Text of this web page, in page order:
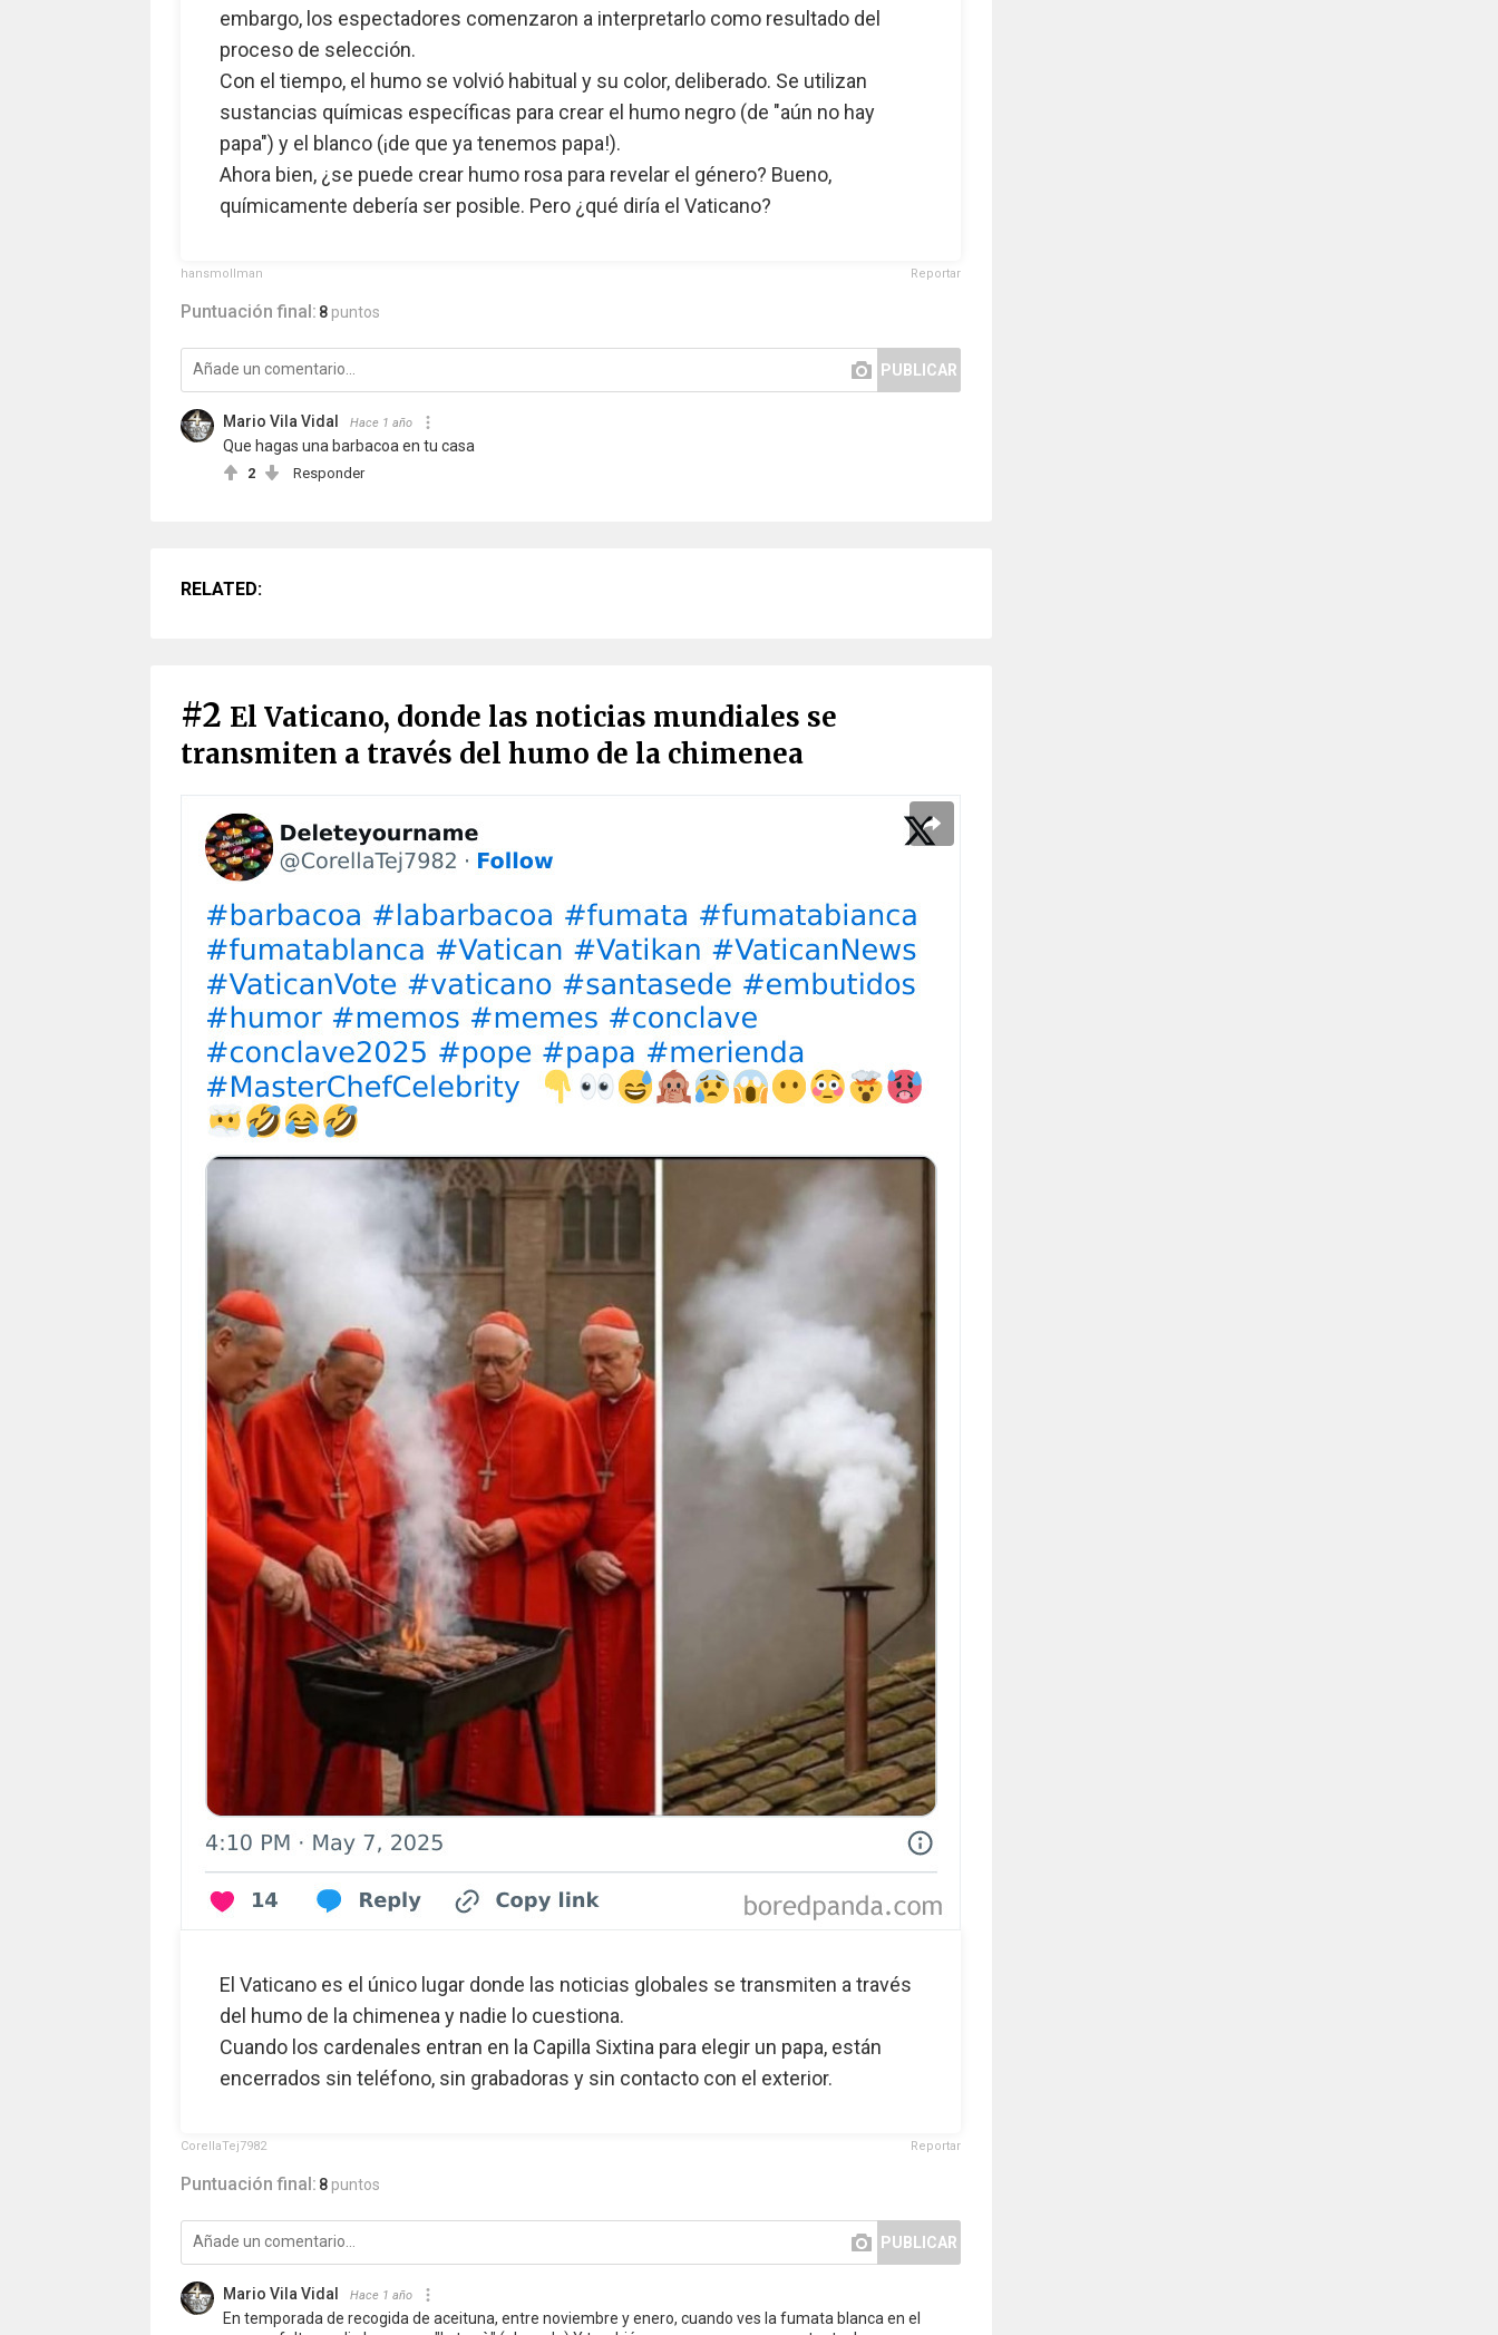
embargo, los espectadores comenzaron a interpretarlo como resultado del
proceso de selección.
Con el tiempo, el humo se volvió habitual y su color, deliberado. Se utilizan
sustancias químicas específicas para crear el humo negro (de "aún no hay
papa") y el blanco (¡de que ya tenemos papa!).
Ahora bien, ¿se puede crear humo rosa para revelar el género? Bueno,
químicamente debería ser posible. Pero ¿qué diría el Vaticano?
hansmollman Reportar
Puntuación final: 8 puntos
PUBLICAR
Mario Vila Vidal Hace 1 año
Que hagas una barbacoa en tu casa
2 Responder
RELATED:
#2 El Vaticano, donde las noticias mundiales se
transmiten a través del humo de la chimenea
El Vaticano es el único lugar donde las noticias globales se transmiten a través
del humo de la chimenea y nadie lo cuestiona.
Cuando los cardenales entran en la Capilla Sixtina para elegir un papa, están
encerrados sin teléfono, sin grabadoras y sin contacto con el exterior.
CorellaTej7982 Reportar
Puntuación final: 8 puntos
PUBLICAR
Mario Vila Vidal Hace 1 año
En temporada de recogida de aceituna, entre noviembre y enero, cuando ves la fumata blanca en el